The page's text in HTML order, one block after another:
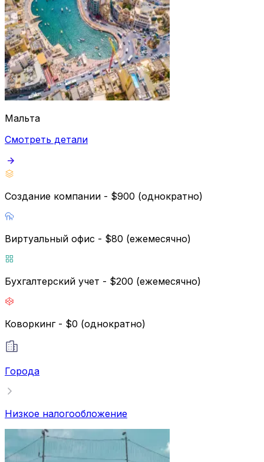
Мальта
Смотреть детали
Создание компании - $900 (однократно)
Виртуальный офис - $80 (ежемесячно)
Бухгалтерский учет - $200 (ежемесячно)
Коворкинг - $0 (однократно)
Города
Низкое налогообложение